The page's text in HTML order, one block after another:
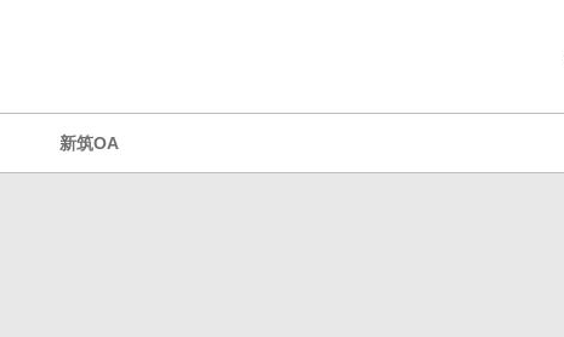
新筑OA